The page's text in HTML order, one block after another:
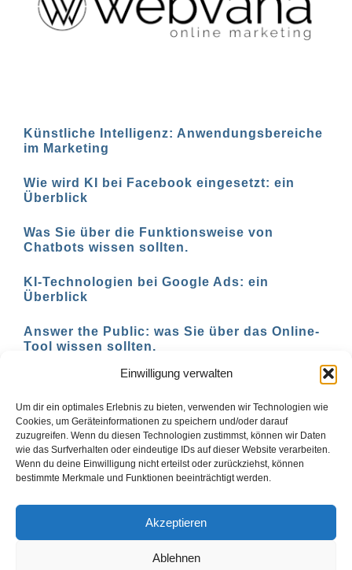
Einwilligung verwalten
Um dir ein optimales Erlebnis zu bieten, verwenden wir Technologien wie
Cookies, um Geräteinformationen zu speichern und/oder darauf
zuzugreifen. Wenn du diesen Technologien zustimmst, können wir Daten
wie das Surfverhalten oder eindeutige IDs auf dieser Website verarbeiten.
Wenn du deine Einwilligung nicht erteilst oder zurückziehst, können
bestimmte Merkmale und Funktionen beeinträchtigt werden.
Akzeptieren
Ablehnen
Künstliche Intelligenz: Anwendungsbereiche
im Marketing
Wie wird KI bei Facebook eingesetzt: ein
Überblick
Was Sie über die Funktionsweise von
Chatbots wissen sollten.
KI-Technologien bei Google Ads: ein
Überblick
Answer the Public: was Sie über das Online-
Tool wissen sollten.
AI-basierte Tools für den Social-Media-
1 2 Vor